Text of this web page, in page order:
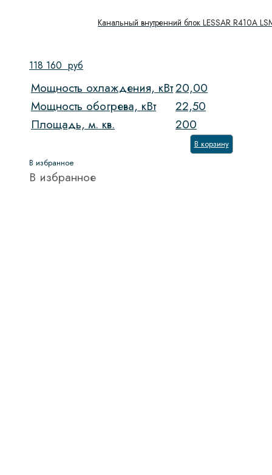
Канальный внутренний блок LESSAR R410A
118 160 руб
Мощность охлаждения, кВт20,00
Мощность обогрева, кВт
22,50
Площадь, м. кв.
200
В корзину
В избранное
В избранное